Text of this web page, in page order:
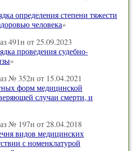
определения степени тяжести
человека»
491н от 25.09.2023
проведения судебно-
»
№ 352н от 15.04.2021
форм медицинской
случаи смерти, и
№ 197н от 28.04.2018
видов медицинских
с номенклатурой